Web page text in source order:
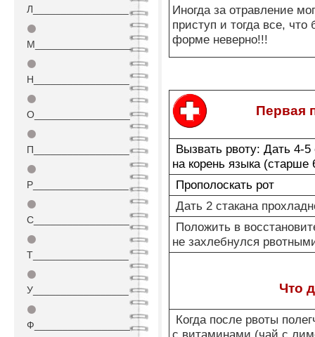
Л_________________
⚫
М_________________
⚫
Н_________________
⚫
О_________________
⚫
П_________________
⚫
Р_________________
⚫
С_________________
⚫
Т_________________
⚫
У_________________
⚫
Ф_________________
Иногда за отравление
приступ и тогда все, что
форме неверно!!!
Первая
Вызвать рвоту: Дать 4-
на корень языка
Прополоскать рот
Дать 2 стакана
Положить в
не захлебнулся
Что
Когда после рвоты
с витаминами (чай с